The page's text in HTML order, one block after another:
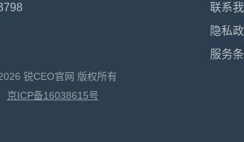
联系我
隐私
服务
锐CEO官网 版权所有
京ICP备16038615号